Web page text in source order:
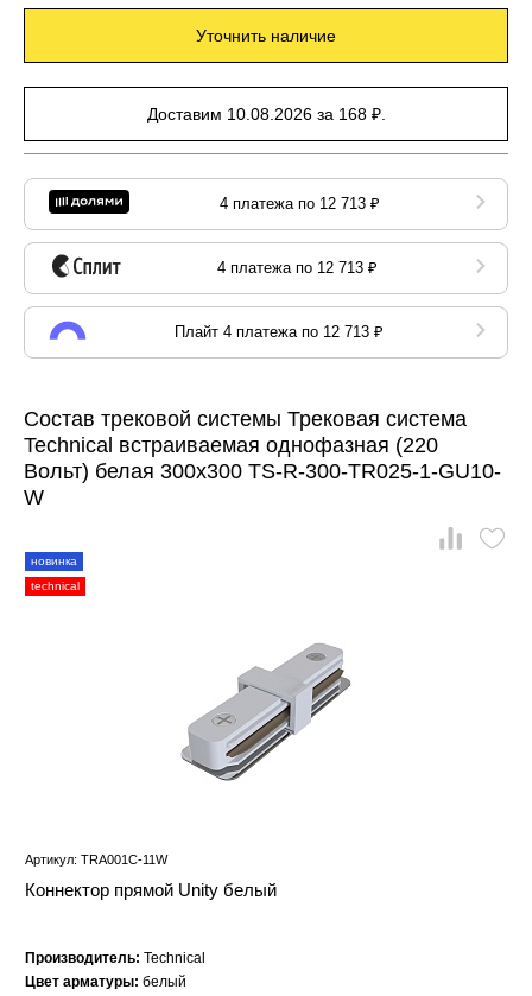
Уточнить наличие
Доставим 10.08.2026 за 168 ₽.
4 платежа по 12 713 ₽
4 платежа по 12 713 ₽
Плайт 4 платежа по 12 713 ₽
Состав трековой системы Трековая система
Technical встраиваемая однофазная (220
Вольт) белая 300x300 TS-R-300-TR025-1-GU10-
W
новинка
technical
Артикул: TRA001C-11W
Коннектор прямой Unity белый
Производитель: Technical
Цвет арматуры: белый